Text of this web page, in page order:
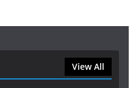
View All